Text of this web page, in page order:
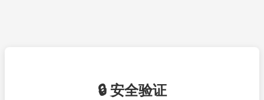
🔒 安全验证